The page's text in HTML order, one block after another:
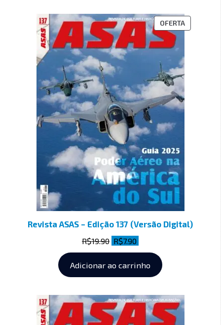
OFERTA
Revista ASAS – Edição 137 (Versão Digital)
R$19.90 R$7.90
Adicionar ao carrinho